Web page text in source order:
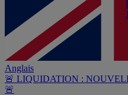
Anglais
🚨 LIQUIDATION :
🚨